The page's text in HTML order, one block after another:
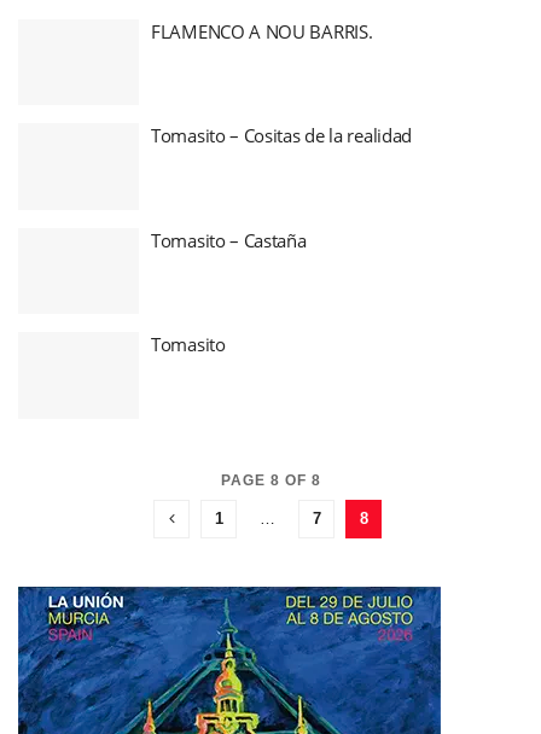
FLAMENCO A NOU BARRIS.
Tomasito – Cositas de la realidad
Tomasito – Castaña
Tomasito
PAGE 8 OF 8
1 7 8